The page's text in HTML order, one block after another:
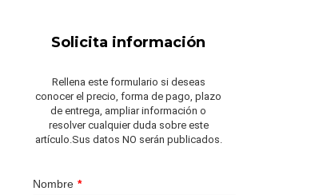
Solicita información
Rellena este formulario si deseas
conocer el precio, forma de pago, plazo
de entrega, ampliar información o
resolver cualquier duda sobre este
artículo.Sus datos NO serán publicados.
Nombre *